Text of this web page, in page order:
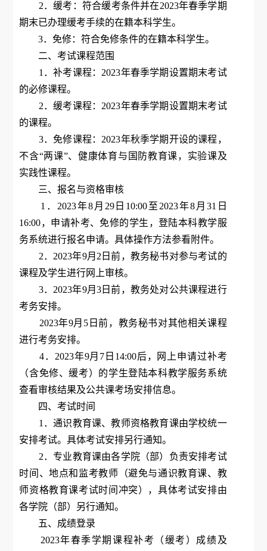
2．缓考：符合缓考条件并在2023年春季学期
期末已办理缓考手续的在籍本科学生。
3．免修：符合免修条件的在籍本科学生。
二、考试课程范围
1．补考课程：2023年春季学期设置期末考试
的必修课程。
2．缓考课程：2023年春季学期设置期末考试
的课程。
3．免修课程：2023年秋季学期开设的课程，
不含“两课”、健康体育与国防教育课，实验课及
实践性课程。
三、报名与资格审核
1．2023年8月29日10:00至2023年8月31日
16:00，申请补考、免修的学生，登陆本科教学服
务系统进行报名申请。具体操作方法参看附件。
2．2023年9月2日前，教务秘书对参与考试的
课程及学生进行网上审核。
3．2023年9月3日前，教务处对公共课程进行
考务安排。
2023年9月5日前，教务秘书对其他相关课程
进行考务安排。
4．2023年9月7日14:00后，网上申请过补考
（含免修、缓考）的学生登陆本科教学服务系统
查看审核结果及公共课考场安排信息。
四、考试时间
1．通识教育课、教师资格教育课由学校统一
安排考试。具体考试安排另行通知。
2．专业教育课由各学院（部）负责安排考试
时间、地点和监考教师（避免与通识教育课、教
师资格教育课考试时间冲突），具体考试安排由
各学院（部）另行通知。
五、成绩登录
2023年春季学期课程补考（缓考）成绩及